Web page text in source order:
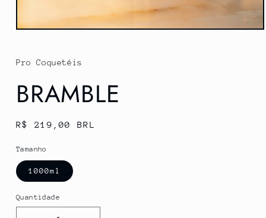
Abrir
na
janela
Pro Coquetéis
BRAMBLE
Preço
R$ 219,00 BRL
Tamanho
1000ml
Quantidade